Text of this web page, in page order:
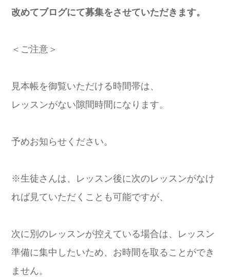
改めてブログにて募集をさせていただきます。
＜ご注意＞
見本帳を御覧いただける時間帯は、
レッスンがない隙間時間になります。
予めお知らせください。
※生徒さんは、レッスン後に次のレッスンがなけ
れば見ていただくことも可能ですが、
次に別のレッスンが控えている場合は、レッスン
準備に集中したいため、お時間を取ることができ
ません。